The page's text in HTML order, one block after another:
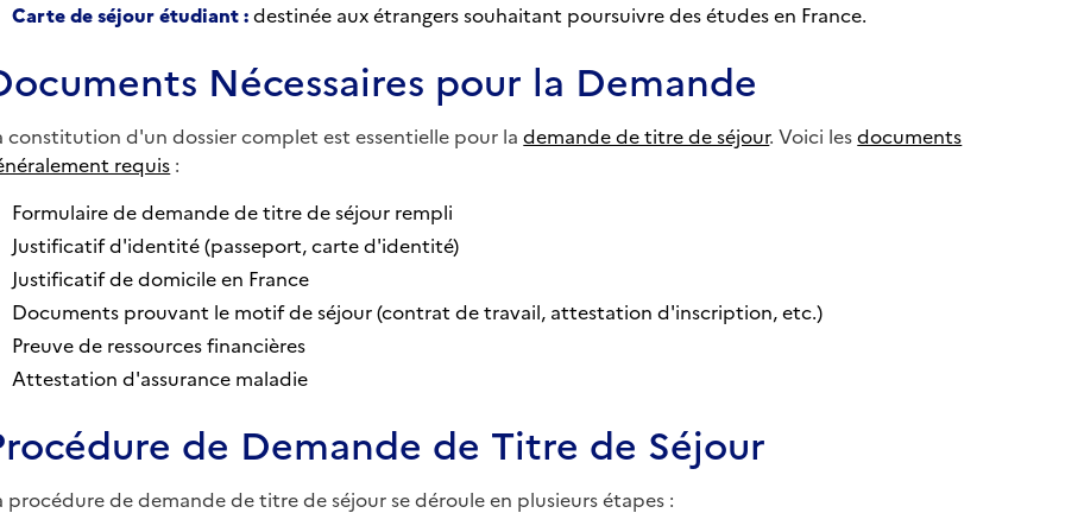
Carte de séjour étudiant :destinée aux étrangers souhaitant poursuivre des études en France.
Nécessaires pour la Demande
constitution d'un dossier complet est essentielle pour lademande de titre de séjour. Voici lesdocuments
requis :
Formulaire de demande de titre de séjour rempli
Justificatif d'identité (passeport, carte d'identité)
Justificatif de domicile en France
Documents prouvant le motif de séjour (contrat de travail, attestation d'inscription, etc.)
Preuve de ressources financières
Attestation d'assurance maladie
de Demande de Titre de Séjour
procédure de demande de titre de séjour se déroule en plusieurs étapes :